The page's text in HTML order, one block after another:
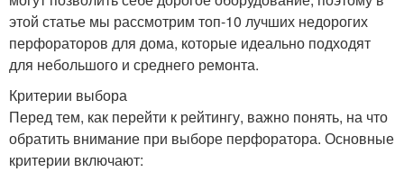
этой статье мы рассмотрим топ-10 лучших недорогих
перфораторов для дома, которые идеально подходят
для небольшого и среднего ремонта.
Критерии выбора
Перед тем, как перейти к рейтингу, важно понять, на что
обратить внимание при выборе перфоратора. Основные
критерии включают: